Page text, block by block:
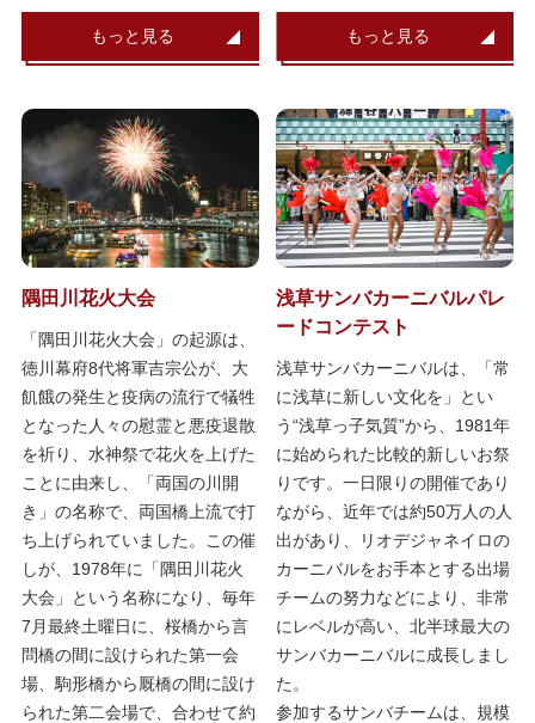
もっと見る もっと見る
隅田川花火大会
「隅田川花火大会」の起源は、
徳川幕府8代将軍吉宗公が、大
飢餓の発生と疫病の流行で犠牲
となった人々の慰霊と悪疫退散
を祈り、水神祭で花火を上げた
ことに由来し、「両国の川開
き」の名称で、両国橋上流で打
ち上げられていました。この催
しが、1978年に「隅田川花火
大会」という名称になり、毎年
7月最終土曜日に、桜橋から言
問橋の間に設けられた第一会
場、駒形橋から厩橋の間に設け
られた第二会場で、合わせて約
浅草サンバカーニバルパレ
ードコンテスト
浅草サンバカーニバルは、「常
に浅草に新しい文化を」とい
う“浅草っ子気質”から、1981年
に始められた比較的新しいお祭
りです。一日限りの開催であり
ながら、近年では約50万人の人
出があり、リオデジャネイロの
カーニバルをお手本とする出場
チームの努力などにより、非常
にレベルが高い、北半球最大の
サンバカーニバルに成長しまし
た。
参加するサンバチームは、規模